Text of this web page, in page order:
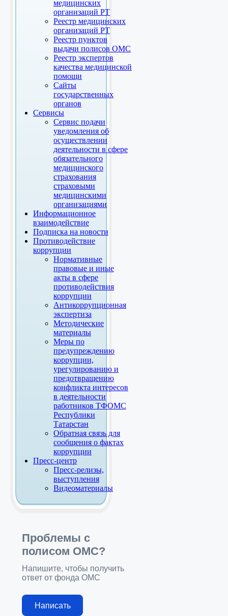
медицинских
организаций РТ
Реестр медицинских
организаций РТ
Реестр пунктов
выдачи полисов ОМС
Реестр экспертов
качества медицинской
помощи
Сайты
государственных
органов
Сервисы
Сервис подачи
уведомления об
осуществлении
деятельности в сфере
обязательного
медицинского
страхования
страховыми
медицинскими
организациями
Информационное
взаимодействие
Подписка на новости
Противодействие
коррупции
Нормативные
правовые и иные
акты в сфере
противодействия
коррупции
Антикоррупционная
экспертиза
Методические
материалы
Меры по
предупреждению
коррупции,
урегулированию и
предотвращению
конфликта интересов
в деятельности
работников ТФОМС
Республики
Татарстан
Обратная связь для
сообщения о фактах
коррупции
Пресс-центр
Пресс-релизы,
выступления
Видеоматериалы
Проблемы с
полисом ОМС?
Напишите, чтобы получить
ответ от фонда ОМС
Написать